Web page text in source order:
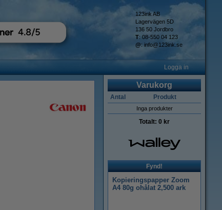
123ink AB
Lagervägen 5D
136 50 Jordbro
T: 08-550 04 123
@: info@123ink.se
Logga in
Varukorg
Antal Produkt
Inga produkter
Totalt: 0 kr
Fynd!
Kopieringspapper Zoom
A4 80g ohålat 2,500 ark